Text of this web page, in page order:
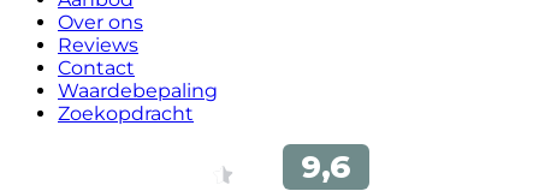
Over ons
Reviews
Contact
Waardebepaling
Zoekopdracht